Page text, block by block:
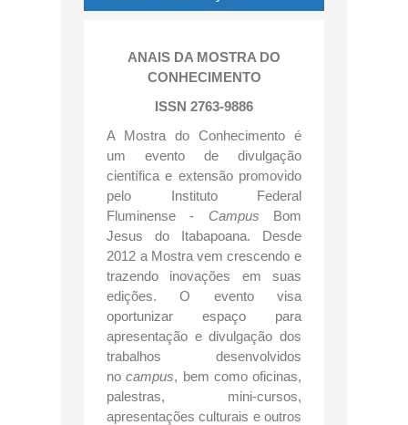
ANAIS DA MOSTRA DO
CONHECIMENTO
ISSN 2763-9886
A Mostra do Conhecimento é
um evento de divulgação
científica e extensão promovido
pelo Instituto Federal
Fluminense - Campus Bom
Jesus do Itabapoana. Desde
2012 a Mostra vem crescendo e
trazendo inovações em suas
edições. O evento visa
oportunizar espaço para
apresentação e divulgação dos
trabalhos desenvolvidos
nocampus, bem como oficinas,
palestras, mini-cursos,
apresentações culturais e outros